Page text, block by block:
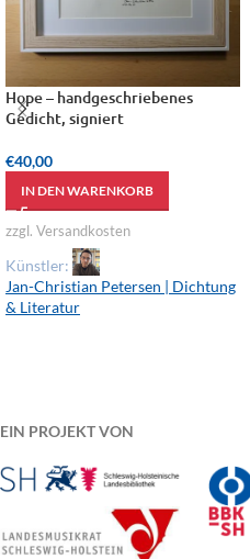
Hope – handgeschriebenes
Gedicht, signiert
€40,00
IN DEN WARENKORB
zzgl. Versandkosten
Künstler:
Jan-Christian Petersen | Dichtung
& Literatur
EIN PROJEKT VON